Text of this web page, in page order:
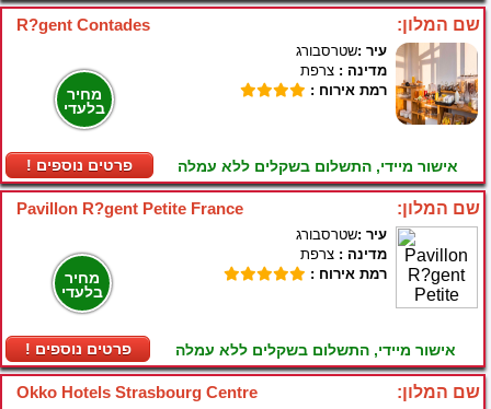
R?gent Contades שם המלון:
מחיר
בלעדי
! פרטים נוספים
עיר :שטרסבורג
מדינה : צרפת
רמת אירוח :
אישור מיידי, התשלום בשקלים ללא עמלה
Pavillon R?gent Petite France שם המלון:
מחיר
בלעדי
! פרטים נוספים
עיר :שטרסבורג
מדינה : צרפת
רמת אירוח :
אישור מיידי, התשלום בשקלים ללא עמלה
Okko Hotels Strasbourg Centre שם המלון: